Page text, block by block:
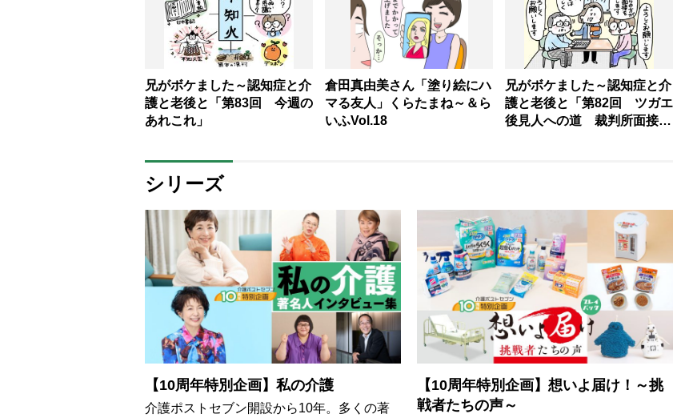
兄がボケました～認知症と介
護と老後と「第83回 今週の
あれこれ」
倉田真由美さん「塗り絵にハ
マる友人」くらたまね～＆ら
いふVol.18
兄がボケました～認知症と介
護と老後と「第82回 ツガエ
後見人への道 裁判所面接
シリーズ
【10周年特別企画】私の介護
介護ポストセブン開設から10年。多くの著
【10周年特別企画】想いよ届け！～挑
戦者たちの声～